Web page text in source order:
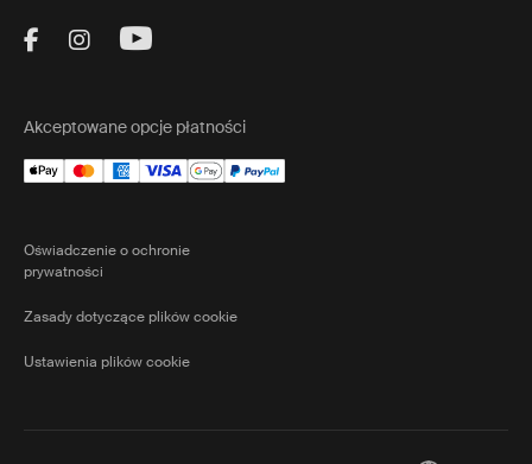
Visit Thule on Facebook (external link)
Visit Thule on Instagram (external link)
Visit Thule on Youtube (external
Akceptowane opcje płatności
Oświadczenie o ochronie
prywatności
Zasady dotyczące plików cookie
Ustawienia plików cookie